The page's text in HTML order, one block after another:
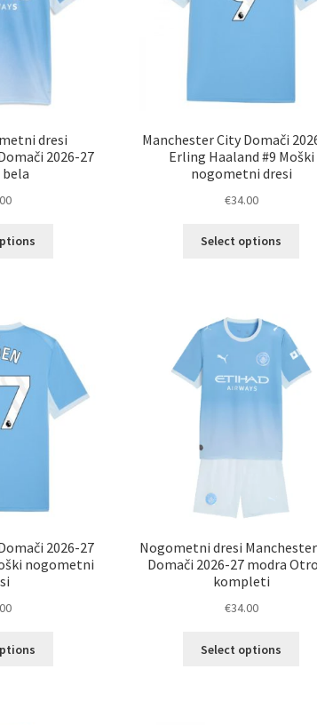
dresi
2026-27
lahko
izberete
strani
Manchester City Domači
Erling Haaland #9 Moški
nogometni dresi
€34.00
Select options
2026-27
nogometni
Nogometni dresi
Domači 2026-27 modra
kompleti
€34.00
Select options